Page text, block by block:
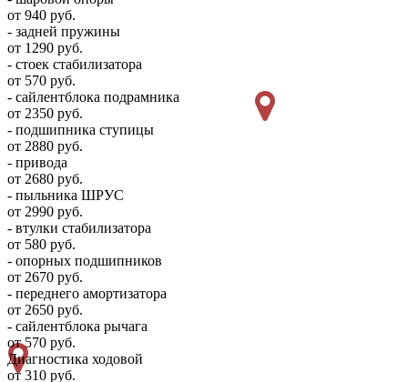
от 940 руб.
- задней пружины
от 1290 руб.
- стоек стабилизатора
от 570 руб.
- сайлентблока подрамника
от 2350 руб.
- подшипника ступицы
от 2880 руб.
- привода
от 2680 руб.
- пыльника ШРУС
от 2990 руб.
- втулки стабилизатора
от 580 руб.
- опорных подшипников
от 2670 руб.
- переднего амортизатора
от 2650 руб.
- сайлентблока рычага
от 570 руб.
Диагностика ходовой
от 310 руб.